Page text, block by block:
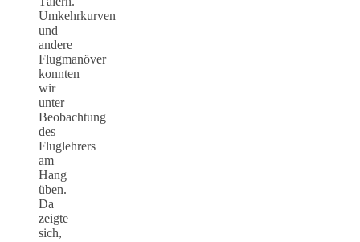
Umkehrkurven
und
andere
Flugmanöver
konnten
wir
unter
Beobachtung
des
Fluglehrers
am
Hang
üben.
Da
zeigte
sich,